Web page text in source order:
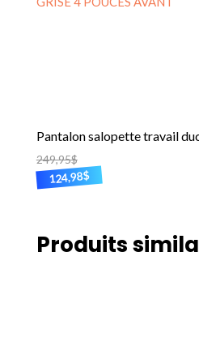
Pantalon salopette travail
249,95$
124,98$
Ce
plusieurs
Produits